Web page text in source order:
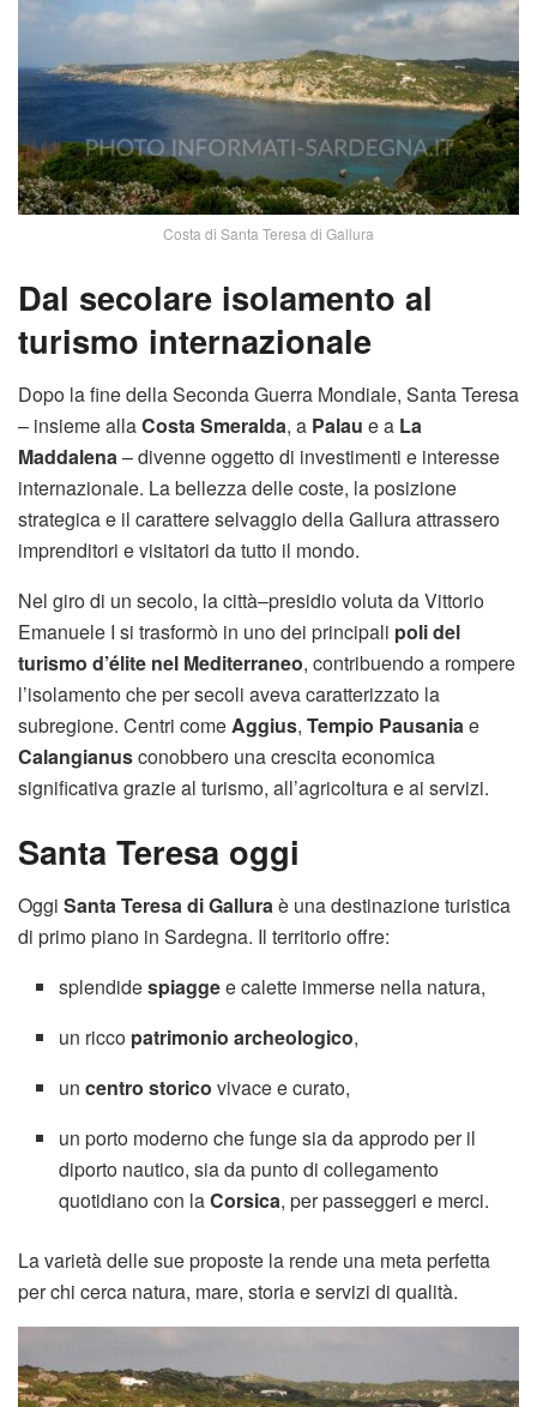
Costa di Santa Teresa di Gallura
Dal secolare isolamento al
turismo internazionale
Dopo la fine della Seconda Guerra Mondiale, Santa Teresa
– insieme allaCosta Smeralda, a Palau e a La
Maddalena– divenne oggetto di investimenti e interesse
internazionale. La bellezza delle coste, la posizione
strategica e il carattere selvaggio della Gallura attrassero
imprenditori e visitatori da tutto il mondo.
Nel giro di un secolo, la città–presidio voluta da Vittorio
Emanuele I si trasformò in uno dei principali poli del
turismo d’élite nel Mediterraneo, contribuendo a rompere
l’isolamento che per secoli aveva caratterizzato la
subregione. Centri comeAggius, Tempio Pausaniae
Calangianusconobbero una crescita economica
significativa grazie al turismo, all’agricoltura e ai servizi.
Santa Teresa oggi
Oggi Santa Teresa di Galluraè una destinazione turistica
di primo piano in Sardegna. Il territorio offre:
splendidespiaggee calette immerse nella natura,
un ricco patrimonio archeologico,
uncentro storico vivace e curato,
un porto moderno che funge sia da approdo per il
diporto nautico, sia da punto di collegamento
quotidiano con laCorsica, per passeggeri e merci.
La varietà delle sue proposte la rende una meta perfetta
per chi cerca natura, mare, storia e servizi di qualità.